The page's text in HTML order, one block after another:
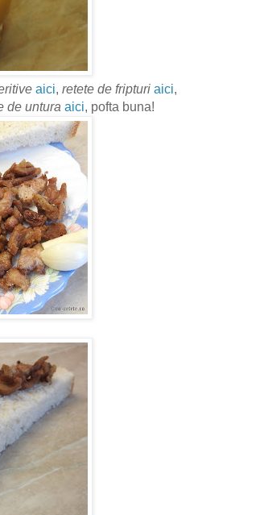
aici, retete de fripturi aici,
de untura aici, pofta buna!